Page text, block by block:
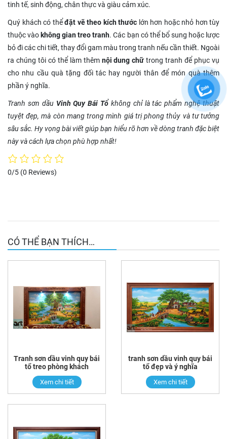
tinh tế, sinh động, chân thực và giàu cảm xúc.
Quý khách có thểđặt vẽ theo kích thước lớn hơn hoặc nhỏ hơn tùy
thuộc vào không gian treo tranh. Các bạn có thể bổ sung hoặc lược
bỏ đi các chi tiết, thay đổi gam màu trong tranh nếu cần thiết. Ngoài
ra chúng tôi có thể làm thêm nội dung chữ trong tranh để phục vụ
cho nhu cầu quà tặng đối tác hay người thân để món quà thêm
phần ý nghĩa.
Tranh sơn dầu Vinh Quy Bái Tổ không chỉ là tác phẩm nghệ thuật
tuyệt đẹp, mà còn mang trong mình giá trị phong thủy và tư tưởng
sâu sắc. Hy vọng bài viết giúp bạn hiểu rõ hơn về dòng tranh đặc biệt
này và cách lựa chọn phù hợp nhất!
0/5 (0 Reviews)
CÓ THỂ BẠN THÍCH…
Tranh sơn dầu vinh quy bái
tổ treo phòng khách
Xem chi tiết
tranh sơn dầu vinh quy bái
tổ đẹp và ý nghĩa
Xem chi tiết